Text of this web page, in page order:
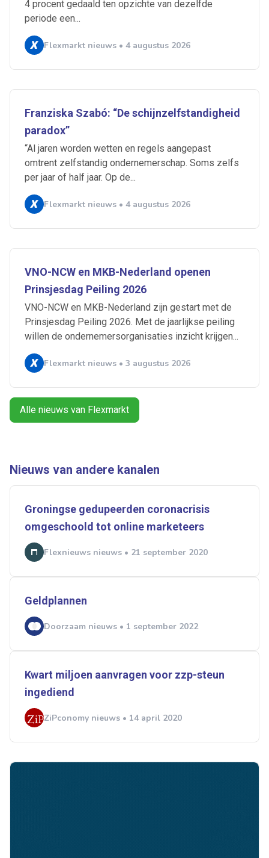
4 procent gedaald ten opzichte van dezelfde
periode een...
Flexmarkt nieuws • 4 augustus 2026
Franziska Szabó: “De schijnzelfstandigheid
paradox”
“Al jaren worden wetten en regels aangepast
omtrent zelfstandig ondernemerschap. Soms zelfs
per jaar of half jaar. Op de...
Flexmarkt nieuws • 4 augustus 2026
VNO-NCW en MKB-Nederland openen
Prinsjesdag Peiling 2026
VNO-NCW en MKB-Nederland zijn gestart met de
Prinsjesdag Peiling 2026. Met de jaarlijkse peiling
willen de ondernemersorganisaties inzicht krijgen...
Flexmarkt nieuws • 3 augustus 2026
Alle nieuws van Flexmarkt
Nieuws van andere kanalen
Groningse gedupeerden coronacrisis
omgeschoold tot online marketeers
Flexnieuws nieuws • 21 september 2020
Geldplannen
Doorzaam nieuws • 1 september 2022
Kwart miljoen aanvragen voor zzp-steun
ingediend
ZiPconomy nieuws • 14 april 2020
Ontvang vacatures direct in
je mailbox
Alerts ontvangen
Alles Ingezonden ABU
Bureau Cicero
Doorzaam
Normering Arbeid
ZiPconomy